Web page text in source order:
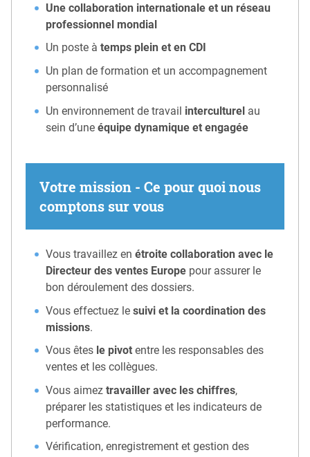
Une collaboration internationale et un réseau
professionnel mondial
Un poste àtemps plein et en CDI
Un plan de formation et un accompagnement
personnalisé
Un environnement de travail interculturel au
sein d’uneéquipe dynamique et engagée
Votre mission - Ce pour quoi nous
comptons sur vous
Vous travaillez enétroite collaboration avec le
Directeur des ventes Europe pour assurer le
bon déroulement des dossiers.
Vous effectuez lesuivi et la coordination des
missions.
Vous êtes le pivot entre les responsables des
ventes et les collègues.
Vous aimeztravailler avec les chiffres,
préparer les statistiques et les indicateurs de
performance.
Vérification, enregistrement et gestion des